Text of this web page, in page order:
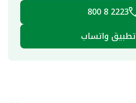
2223 8 800
تطبيق واتساب